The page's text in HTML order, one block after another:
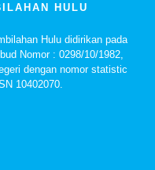
HULU
Hulu didirikan pada
Nomor : 0298/10/1982,
dengan nomor statistic
10402070.